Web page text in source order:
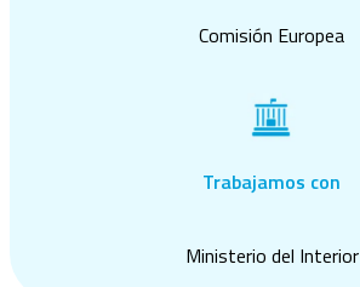
Comisión Europea
Trabajamos con
Ministerio del Interior